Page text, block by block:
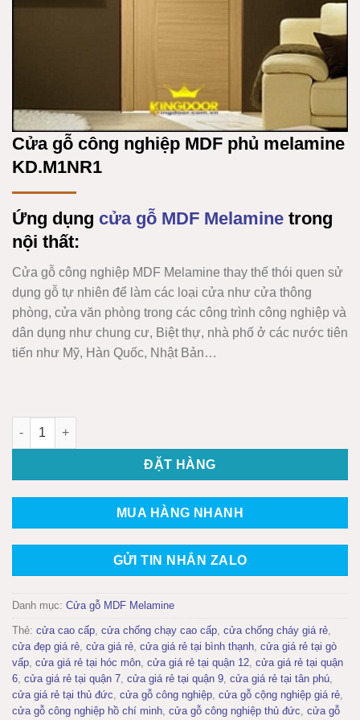
Cửa gỗ công nghiệp MDF phủ melamine
KD.M1NR1
Ứng dụng cửa gỗ MDF Melamine trong
nội thất:
Cửa gỗ công nghiệp MDF Melamine thay thế thói quen sử
dụng gỗ tự nhiên để làm các loại cửa như cửa thông
phòng, cửa văn phòng trong các công trình công nghiệp và
dân dụng như chung cư, Biệt thự, nhà phố ở các nước tiên
tiến như Mỹ, Hàn Quốc, Nhật Bản…
Cửa gỗ công nghiệp MDF phủ melamine KD.M1NR1 số lượng
ĐẶT HÀNG
MUA HÀNG NHANH
GỬI TIN NHẮN ZALO
Danh mục: Cửa gỗ MDF Melamine
Thẻ: cửa cao cấp cửa chống chạy cao cấp cửa chống cháy giá rẻ
cửa đẹp giá rẻ cửa giá rẻ cửa giá rẻ tại bình thạnh cửa giá rẻ tại gò
vấp cửa giá rẻ tại hóc môn cửa giá rẻ tại quận 12 cửa giá rẻ tại quận
6 cửa giá rẻ tại quận 7 cửa giá rẻ tại quận 9 cửa giá rẻ tại tân phú
cửa giá rẻ tại thủ đức cửa gỗ công nghiệp cửa gỗ cộng nghiệp giá rẻ
cửa gỗ công nghiệp hồ chí minh cửa gỗ công nghiệp thủ đức cửa gỗ